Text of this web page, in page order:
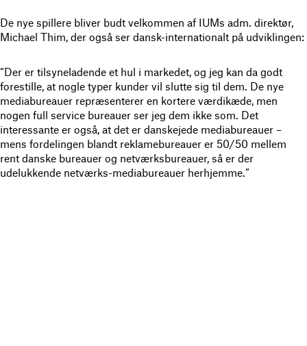
De nye spillere bliver budt velkommen af IUMs adm. direktør,
Michael Thim, der også ser dansk-internationalt på udviklingen:
“Der er tilsyneladende et hul i markedet, og jeg kan da godt
forestille, at nogle typer kunder vil slutte sig til dem. De nye
mediabureauer repræsenterer en kortere værdikæde, men
nogen full service bureauer ser jeg dem ikke som. Det
interessante er også, at det er danskejede mediabureauer –
mens fordelingen blandt reklamebureauer er 50/50 mellem
rent danske bureauer og netværksbureauer, så er der
udelukkende netværks-mediabureauer herhjemme.”